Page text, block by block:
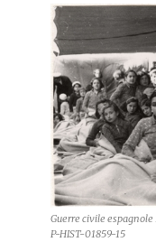
Guerre civile espagnole
P-HIST-01859-15